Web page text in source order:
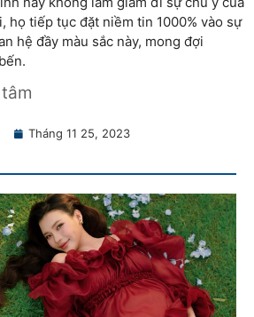
họ tiếp tục đặt niềm tin 1000% vào sự
hệ đầy màu sắc này, mong đợi
Tháng 11 25, 2023